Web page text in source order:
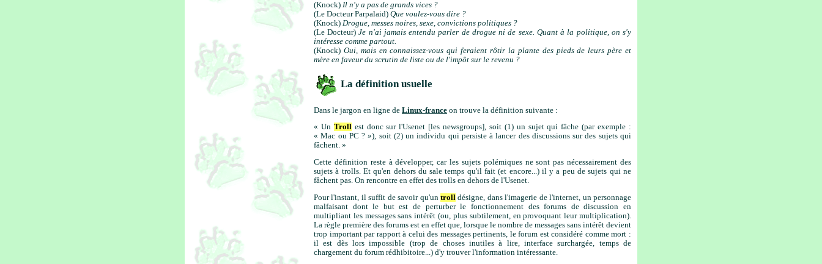
(Knock) Il n'y a pas de grands vices ?
(Le Docteur Parpalaid) Que voulez-vous dire ?
(Knock) Drogue, messes noires, sexe, convictions politiques ?
(Le Docteur)Je n'ai jamais entendu parler de drogue ni de sexe. Quant à la politique, on s'y
intéresse comme partout.
(Knock) Oui, mais en connaissez-vous qui feraient rôtir la plante des pieds de leurs père et
mère en faveur du scrutin de liste ou de l'impôt sur le revenu ?
La définition usuelle
Dans le jargon en ligne de Linux-france on trouve la définition suivante :
« Un Trollest donc sur l'Usenet [les newsgroups], soit (1) un sujet qui fâche (par exemple :
« Mac ou PC ? »), soit (2) un individu qui persiste à lancer des discussions sur des sujets qui
fâchent. »
Cette définition reste à développer, car les sujets polémiques ne sont pas nécessairement des
sujets à trolls. Et qu'en dehors du sale temps qu'il fait (et encore...) il y a peu de sujets qui ne
fâchent pas. On rencontre en effet des trolls en dehors de l'Usenet.
Pour l'instant, il suffit de savoir qu'un troll désigne, dans l'imagerie de l'internet, un personnage
malfaisant dont le but est de perturber le fonctionnement des forums de discussion en
multipliant les messages sans intérêt (ou, plus subtilement, en provoquant leur multiplication).
La règle première des forums est en effet que, lorsque le nombre de messages sans intérêt devient
trop important par rapport à celui des messages pertinents, le forum est considéré comme mort :
il est dès lors impossible (trop de choses inutiles à lire, interface surchargée, temps de
chargement du forum rédhibitoire...) d'y trouver l'information intéressante.